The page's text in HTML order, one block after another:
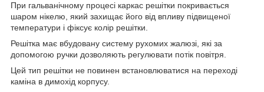
При гальванічному процесі каркас решітки покривається
шаром нікелю, який захищає його від впливу підвищеної
температури і фіксує колір решітки.
Решітка має вбудовану систему рухомих жалюзі, які за
допомогою ручки дозволяють регулювати потік повітря.
Цей тип решітки не повинен встановлюватися на переході
каміна в димохід корпусу.